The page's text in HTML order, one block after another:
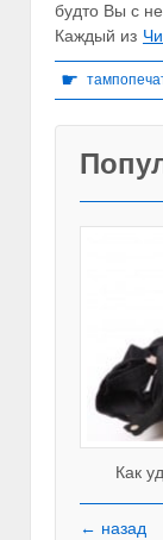
будто Вы с
Каждый из
☛
Как
← назад